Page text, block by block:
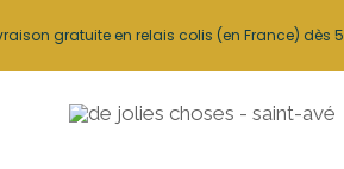
gratuite en relais colis (en France) dès